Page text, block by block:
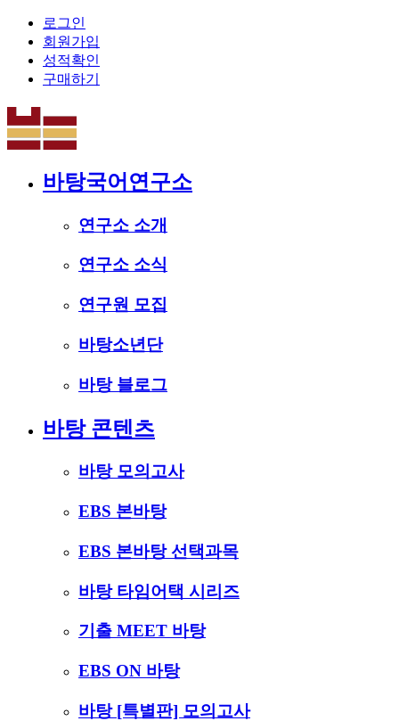
로그인
회원가입
성적확인
구매하기
바탕국어연구소
연구소 소개
연구소 소식
연구원 모집
바탕소년단
바탕 블로그
바탕 콘텐츠
바탕 모의고사
EBS 본바탕
EBS 본바탕 선택과목
바탕 타임어택 시리즈
기출 MEET 바탕
EBS ON 바탕
바탕 [특별판] 모의고사